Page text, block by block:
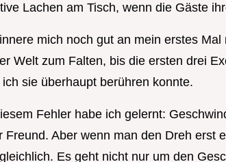
Lachen am Tisch, wenn die Gäste
mich noch gut an mein erstes
Welt zum Falten, bis die ersten drei
ich sie überhaupt berühren konnte.
Fehler habe ich gelernt:
Freund. Aber wenn man den Dreh erst
Es geht nicht nur um den